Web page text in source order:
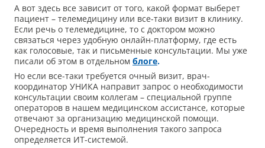
А вот здесь все зависит от того, какой формат выберет
пациент – телемедицину или все-таки визит в клинику.
Если речь о телемедицине, то с доктором можно
связаться через удобную онлайн-платформу, где есть
как голосовые, так и письменные консультации. Мы уже
писали об этом в отдельном блоге.
Но если все-таки требуется очный визит, врач-
координатор УНИКА направит запрос о необходимости
консультации своим коллегам – специальной группе
операторов в нашем медицинском ассистансе, которые
отвечают за организацию медицинской помощи.
Очередность и время выполнения такого запроса
определяется ИТ-системой.